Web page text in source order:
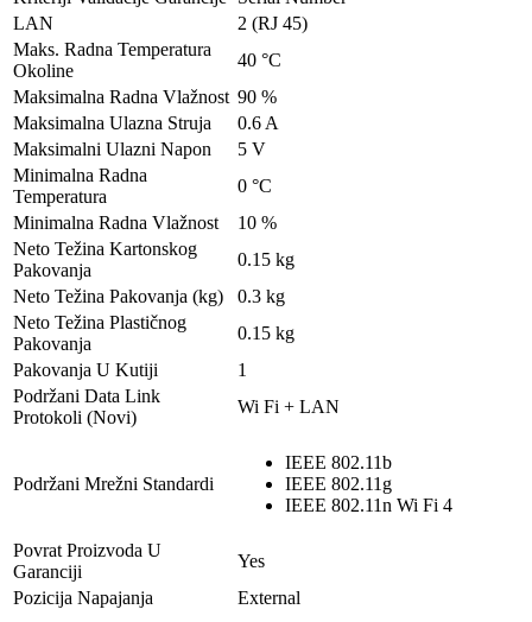
LAN
2 (RJ 45)
Maks. Radna Temperatura
Okoline
40 °C
Maksimalna Radna Vlažnost 90 %
Maksimalna Ulazna Struja
0.6 A
Maksimalni Ulazni Napon
5 V
Minimalna Radna
Temperatura
0 °C
Minimalna Radna Vlažnost
10 %
Neto Težina Kartonskog
Pakovanja
0.15 kg
Neto Težina Pakovanja (kg)
0.3 kg
Neto Težina Plastičnog
Pakovanja
0.15 kg
Pakovanja U Kutiji
1
Podržani Data Link
Protokoli (Novi)
Wi Fi + LAN
Podržani Mrežni Standardi
IEEE 802.11b
IEEE 802.11g
IEEE 802.11n Wi Fi 4
Povrat Proizvoda U
Garanciji
Yes
Pozicija Napajanja
External